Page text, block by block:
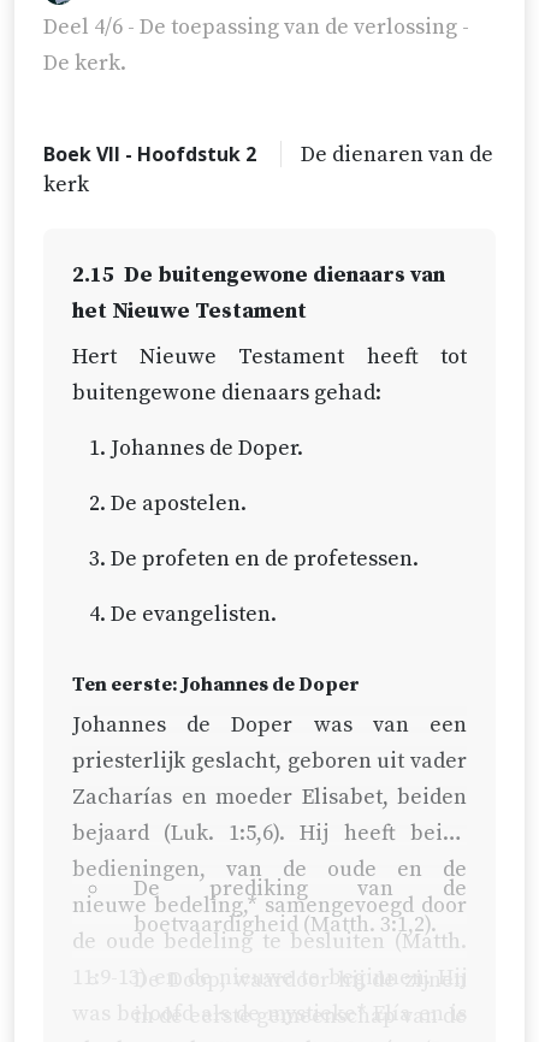
Deel 4/6 - De toepassing van de verlossing -
De kerk.
Boek VII - Hoofdstuk 2
De dienaren van de
kerk
2.15 De buitengewone dienaars van
het Nieuwe Testament
Hert Nieuwe Testament heeft tot
buitengewone dienaars gehad:
Johannes de Doper.
De apostelen.
De profeten en de profetessen.
De evangelisten.
Ten eerste: Johannes de Doper
Johannes de Doper was van een
priesterlijk geslacht, geboren uit vader
Zacharías en moeder Elisabet, beiden
bejaard (Luk. 1:5,6). Hij heeft beide
bedieningen, van de oude en de
nieuwe bedeling,* samengevoegd door
de oude bedeling te besluiten (Matth.
De prediking van de
boetvaardigheid (Matth. 3:1,2).